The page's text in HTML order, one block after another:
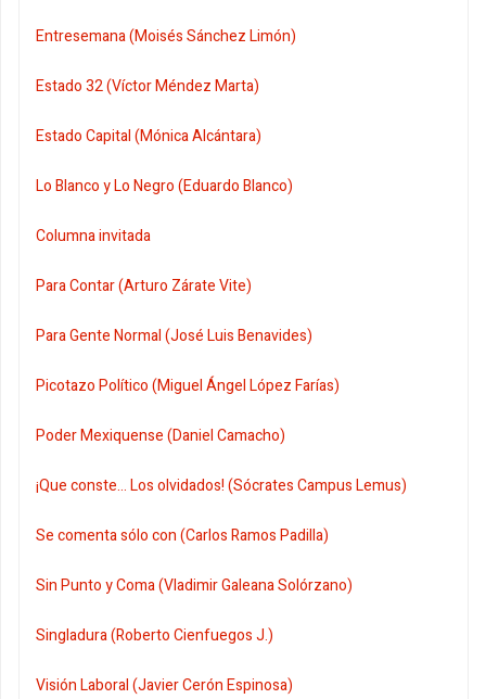
Entresemana (Moisés Sánchez Limón)
Estado 32 (Víctor Méndez Marta)
Estado Capital (Mónica Alcántara)
Lo Blanco y Lo Negro (Eduardo Blanco)
Columna invitada
Para Contar (Arturo Zárate Vite)
Para Gente Normal (José Luis Benavides)
Picotazo Político (Miguel Ángel López Farías)
Poder Mexiquense (Daniel Camacho)
¡Que conste... Los olvidados! (Sócrates Campus Lemus)
Se comenta sólo con (Carlos Ramos Padilla)
Sin Punto y Coma (Vladimir Galeana Solórzano)
Singladura (Roberto Cienfuegos J.)
Visión Laboral (Javier Cerón Espinosa)